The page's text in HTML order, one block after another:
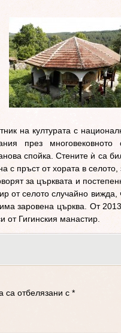
на културата с
през многовековното
спойка. Стените ѝ са
с пръст от хората в селото,
за църквата и
от селото случайно вижда,
заровена църква. От 2013
от Гигинския манастир.
са отбелязани с *